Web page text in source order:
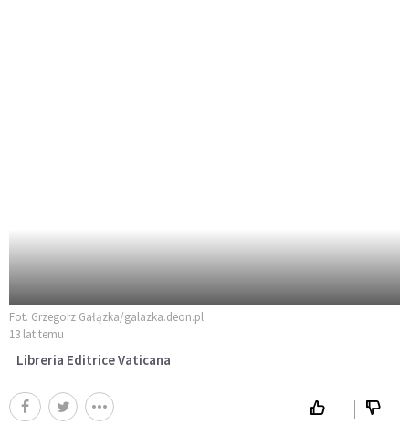
Fot. Grzegorz Gałązka/galazka.deon.pl
13 lat temu
Libreria Editrice Vaticana